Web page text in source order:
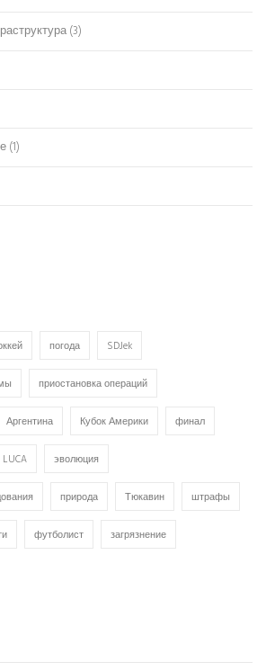
(3)
(1)
погода SDJek
приостановка операций
Аргентина Кубок Америки финал
LUCA эволюция
природа Тюкавин штрафы
футболист загрязнение